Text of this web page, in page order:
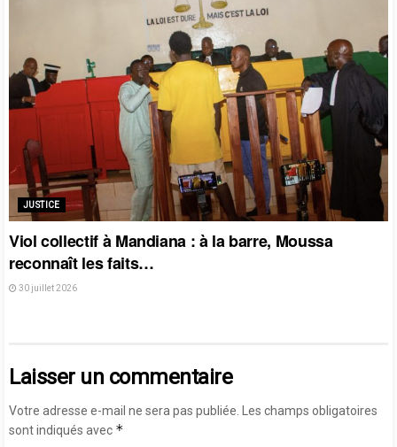
JUSTICE
Viol collectif à Mandiana : à la barre, Moussa
reconnaît les faits…
30 juillet 2026
Laisser un commentaire
Votre adresse e-mail ne sera pas publiée. Les champs obligatoires
sont indiqués avec *